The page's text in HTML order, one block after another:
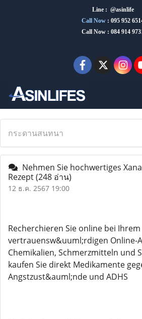
Line : @asinlife
Call Now : 095 952
Call Now : 084 914
กระดานสนทนา
Nehmen Sie hochwertiges
Rezept(248 อ่าน)
12 ธ.ค. 2567 19:00
Recherchieren Sie online bei Ihrem
vertrauensw&uuml;rdigen Online-
Chemikalien, Schmerzmitteln und
kaufen Sie direkt Medikamente
Angstzust&auml;nde und ADHS